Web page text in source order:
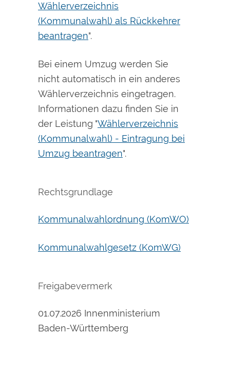
Wählerverzeichnis
(Kommunalwahl) als Rückkehrer
beantragen".
Bei einem Umzug werden Sie
nicht automatisch in ein anderes
Wählerverzeichnis eingetragen.
Informationen dazu finden Sie in
der Leistung "Wählerverzeichnis
(Kommunalwahl) - Eintragung bei
Umzug beantragen".
Rechtsgrundlage
Kommunalwahlordnung (KomWO)
Kommunalwahlgesetz (KomWG)
Freigabevermerk
01.07.2026 Innenministerium
Baden-Württemberg